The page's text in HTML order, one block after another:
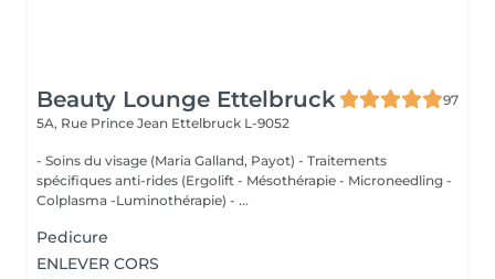
Beauty Lounge Ettelbruck
97
5A, Rue Prince Jean Ettelbruck L-9052
- Soins du visage (Maria Galland, Payot) - Traitements
spécifiques anti-rides (Ergolift - Mésothérapie - Microneedling -
Colplasma -Luminothérapie) - ...
Pedicure
ENLEVER CORS